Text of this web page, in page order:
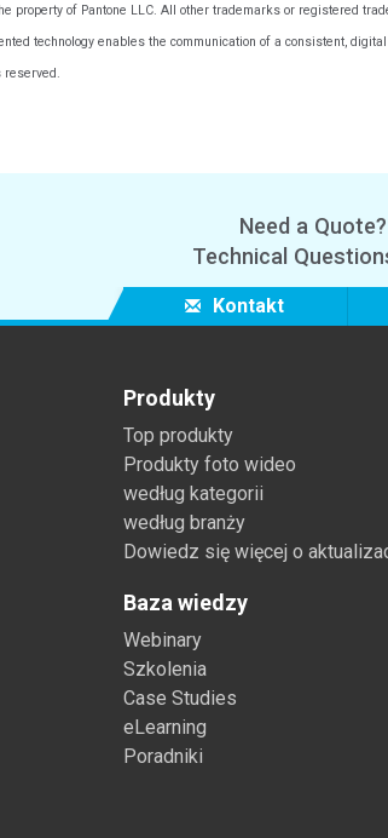
property of Pantone LLC. All other trademarks or registered
technology enables the communication of a consistent,
Need a Quote?
Technical
Kontakt
Produkty
Top produkty
Produkty foto wideo
według kategorii
według branży
Dowiedz się więcej o
Baza wiedzy
Webinary
Szkolenia
Case Studies
eLearning
Poradniki